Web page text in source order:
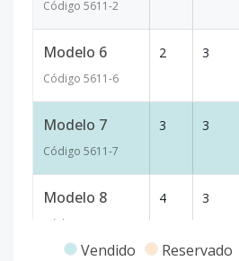
Código 5611-2
Modelo 6
Código 5611-6
2 3
Modelo 7
Código 5611-7
3 3
Modelo 8
Código
4 3
Vendido Reservado